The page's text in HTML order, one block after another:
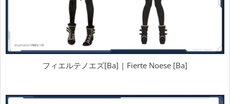
フィエルテノエズ[Ba] | Fierte Noese [Ba]